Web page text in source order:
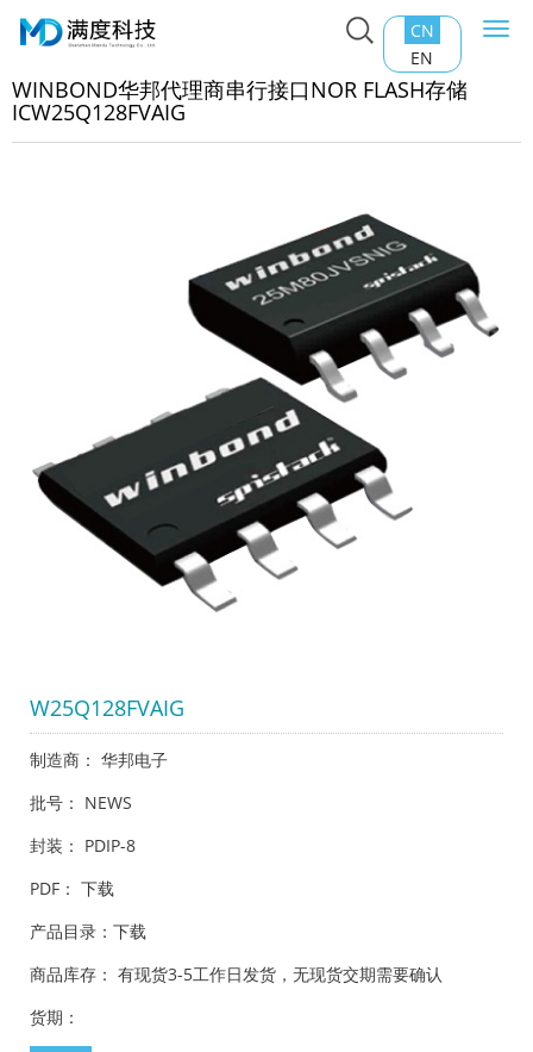
CN
EN
主页>产品中心>Nor Flash
WINBOND华邦代理商串行
WINBOND华邦代理商串行接口NOR FLASH存储
ICW25Q128FVAIG
W25Q128FVAIG
制造商： 华邦电子
批号： NEWS
封装： PDIP-8
PDF： 下载
产品目录： 下载
商品库存： 有现货3-5工作日发货，无现货交期需要确认
货期：